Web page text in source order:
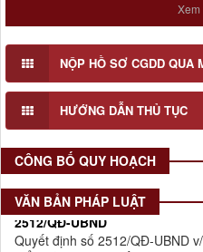
Lấy ý kiến cơ quan, tổ chức, cá
(Đoạn 1), tỉ lệ 1/500
Xem
NỘP HỒ SƠ CGDD QUA
HƯỚNG DẪN THỦ TỤC
CÔNG BỐ QUY HOẠCH
VĂN BẢN PHÁP LUẬT
Số 908/KH-VQH
Kế hoạch Thông tin, tuyên
nước của Viện Quy hoạch xây
2030
Thời gian đăng: 16/07/2026
lượt xem: 76 | lượt tải:30
2512/QĐ-UBND
Quyết định số 2512/QĐ-UBND
thể Thủ đô Hà Nội tầm nhìn 100